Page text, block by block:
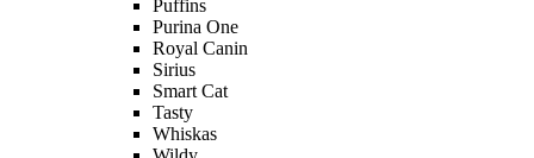
Puffins
Purina One
Royal Canin
Sirius
Smart Cat
Tasty
Whiskas